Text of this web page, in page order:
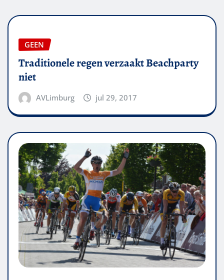
GEEN
Traditionele regen verzaakt Beachparty
niet
AVLimburg jul 29, 2017